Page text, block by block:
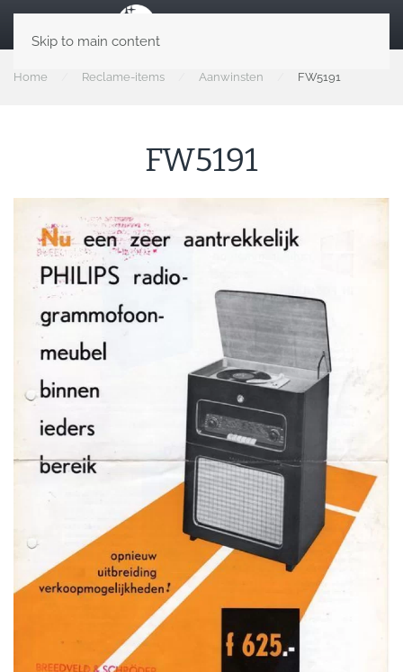
Skip to main content
Home Reclame-items Aanwinsten FW5191
FW5191